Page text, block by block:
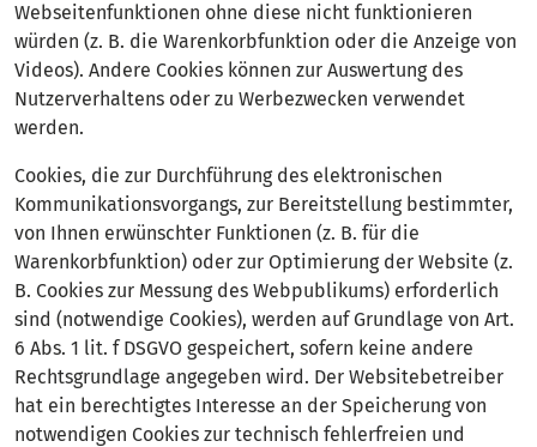
Webseitenfunktionen ohne diese nicht funktionieren
würden (z. B. die Warenkorbfunktion oder die Anzeige von
Videos). Andere Cookies können zur Auswertung des
Nutzerverhaltens oder zu Werbezwecken verwendet
werden.
Cookies, die zur Durchführung des elektronischen
Kommunikationsvorgangs, zur Bereitstellung bestimmter,
von Ihnen erwünschter Funktionen (z. B. für die
Warenkorbfunktion) oder zur Optimierung der Website (z.
B. Cookies zur Messung des Webpublikums) erforderlich
sind (notwendige Cookies), werden auf Grundlage von Art.
6 Abs. 1 lit. f DSGVO gespeichert, sofern keine andere
Rechtsgrundlage angegeben wird. Der Websitebetreiber
hat ein berechtigtes Interesse an der Speicherung von
notwendigen Cookies zur technisch fehlerfreien und